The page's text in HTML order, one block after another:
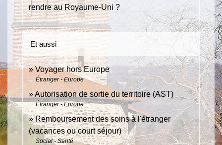
rendre au Royaume-Uni ?
Et aussi
Voyager hors Europe
Étranger - Europe
Autorisation de sortie du territoire (AST)
Étranger - Europe
Remboursement des soins à l'étranger
(vacances ou court séjour)
Social - Santé